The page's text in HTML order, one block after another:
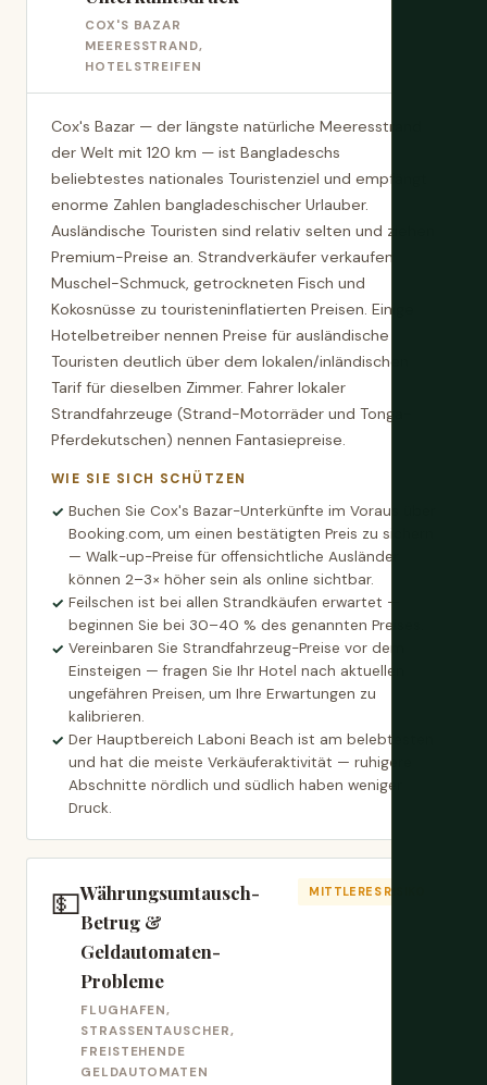
COX'S BAZAR
MEERESSTRAND,
HOTELSTREIFEN
Cox's Bazar — der längste natürliche Meeresstrand
der Welt mit 120 km — ist Bangladeschs
beliebtestes nationales Touristenziel und empfängt
enorme Zahlen bangladeschischer Urlauber.
Ausländische Touristen sind relativ selten und ziehen
Premium-Preise an. Strandverkäufer verkaufen
Muschel-Schmuck, getrockneten Fisch und
Kokosnüsse zu touristeninflatierten Preisen. Einige
Hotelbetreiber nennen Preise für ausländische
Touristen deutlich über dem lokalen/inländischen
Tarif für dieselben Zimmer. Fahrer lokaler
Strandfahrzeuge (Strand-Motorräder und Tonga-
Pferdekutschen) nennen Fantasiepreise.
WIE SIE SICH SCHÜTZEN
Buchen Sie Cox's Bazar-Unterkünfte im Voraus über
Booking.com, um einen bestätigten Preis zu sichern
— Walk-up-Preise für offensichtliche Ausländer
können 2–3× höher sein als online sichtbar.
Feilschen ist bei allen Strandkäufen erwartet —
beginnen Sie bei 30–40 % des genannten Preises.
Vereinbaren Sie Strandfahrzeug-Preise vor dem
Einsteigen — fragen Sie Ihr Hotel nach aktuellen
ungefähren Preisen, um Ihre Erwartungen zu
kalibrieren.
Der Hauptbereich Laboni Beach ist am belebtesten
und hat die meiste Verkäuferaktivität — ruhigere
Abschnitte nördlich und südlich haben weniger
Druck.
💵Währungsumtausch-
Betrug &
Geldautomaten-
Probleme
FLUGHAFEN,
STRASSENTAUSCHER, F
REISTEHENDE G
ELDAUTOMATEN
MITTLERES RISIKO